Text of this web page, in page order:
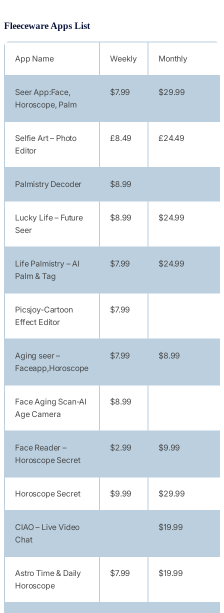
Fleeceware Apps List
App Name Weekly Monthly
Seer App:Face,
Horoscope, Palm
$7.99 $29.99
Selfie Art – Photo
Editor
£8.49 £24.49
Palmistry Decoder $8.99
Lucky Life – Future
Seer
$8.99 $24.99
Life Palmistry – AI
Palm & Tag
$7.99 $24.99
Picsjoy-Cartoon
Effect Editor
$7.99
Aging seer –
Faceapp,Horoscope
$7.99 $8.99
Face Aging Scan-AI
Age Camera
$8.99
Face Reader –
Horoscope Secret
$2.99 $9.99
Horoscope Secret $9.99 $29.99
CIAO – Live Video
Chat
$19.99
Astro Time & Daily
Horoscope
$7.99 $19.99